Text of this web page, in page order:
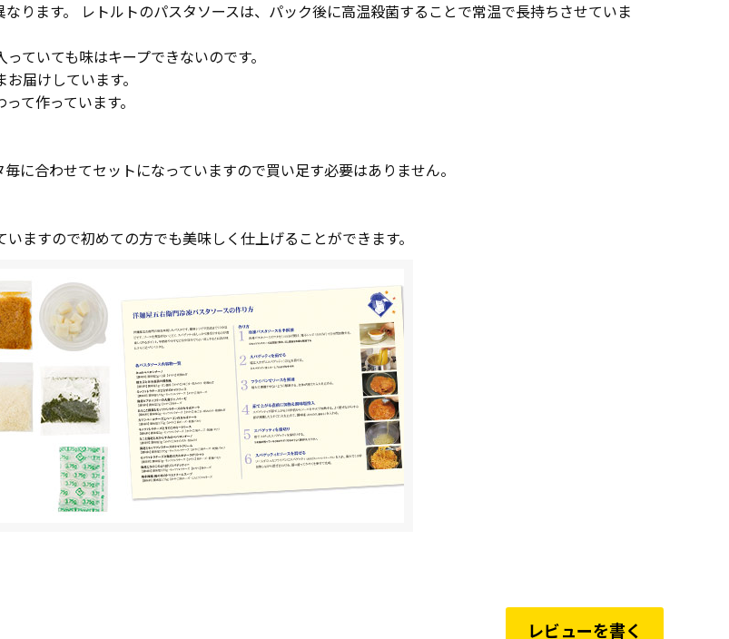
ります。 レトルトのパスタソースは、パック後に高温殺菌することで常温で長持ちさせていま
ていても味はキープできないのです。
届けしています。
て作っています。
に合わせてセットになっていますので買い足す必要はありません。
ますので初めての方でも美味しく仕上げることができます。
レビューを書く